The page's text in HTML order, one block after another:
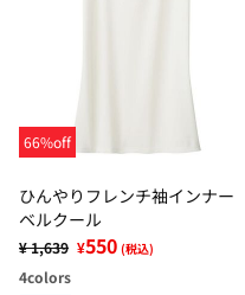
66%off
ひんやりフレンチ袖インナー
ベルクール
¥ 1,639 ¥550 (税込)
4colors